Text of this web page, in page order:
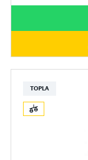
TOPLA